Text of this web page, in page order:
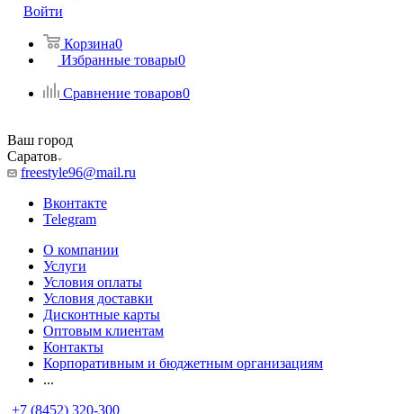
Войти
Корзина0
Избранные товары0
Сравнение товаров0
Ваш город
Саратов
freestyle96@mail.ru
Вконтакте
Telegram
О компании
Услуги
Условия оплаты
Условия доставки
Дисконтные карты
Оптовым клиентам
Контакты
Корпоративным и бюджетным организациям
...
+7 (8452) 320-300